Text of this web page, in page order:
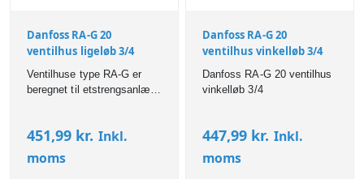
Danfoss RA-G 20
ventilhus ligeløb 3/4
Ventilhuse type RA-G er
beregnet til etstrengsanlæg
pumpe. RA-G er udført med
kapacitetsbegrænsninger og
451,99 kr. Inkl.
moms
Danfoss RA-G 20
ventilhus vinkelløb 3/4
Danfoss RA-G 20 ventilhus
vinkelløb 3/4
447,99 kr. Inkl.
moms